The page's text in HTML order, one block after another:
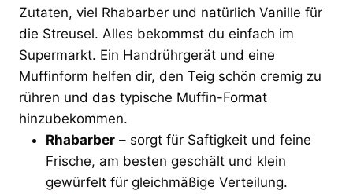
Zutaten, viel Rhabarber und natürlich Vanille für
die Streusel. Alles bekommst du einfach im
Supermarkt. Ein Handrührgerät und eine
Muffinform helfen dir, den Teig schön cremig zu
rühren und das typische Muffin-Format
hinzubekommen.
Rhabarber – sorgt für Saftigkeit und feine
Frische, am besten geschält und klein
gewürfelt für gleichmäßige Verteilung.